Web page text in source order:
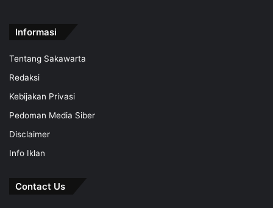
Informasi
Tentang Sakawarta
Redaksi
Kebijakan Privasi
Pedoman Media Siber
Disclaimer
Info Iklan
Contact Us